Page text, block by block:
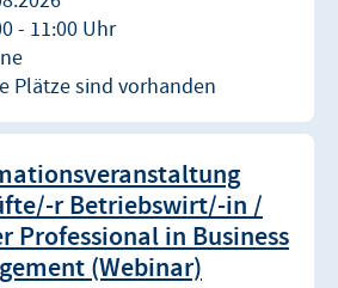
- 11:00 Uhr
Plätze sind vorhanden
r Betriebswirt/-in /
Professional in Business
(Webinar)